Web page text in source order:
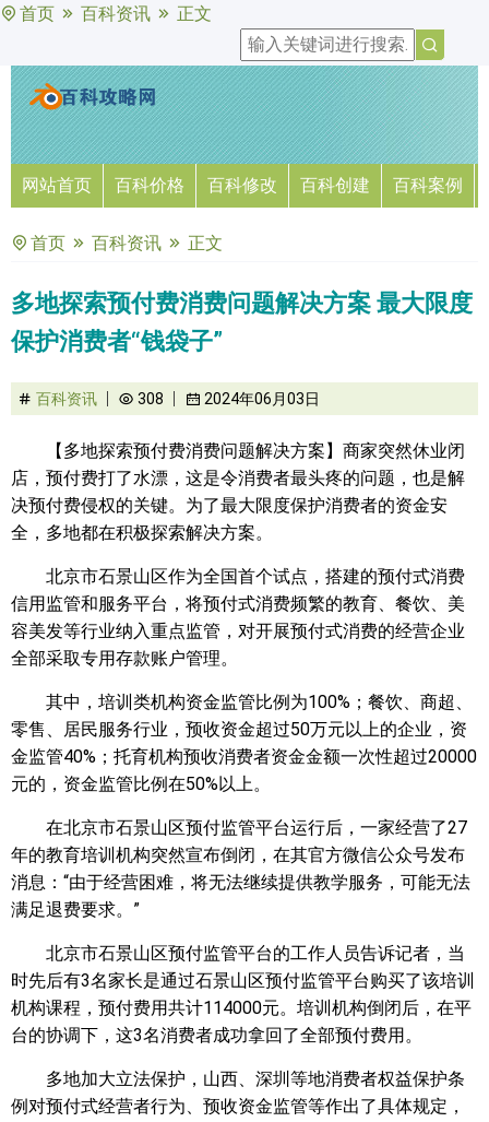
首页 百科资讯 正文
网站首页 百科价格 百科修改 百科创建 百科案例
首页 百科资讯 正文
多地探索预付费消费问题解决方案 最大限度
保护消费者“钱袋子”
百科资讯 308 2024年06月03日
【多地探索预付费消费问题解决方案】商家突然休业闭
店，预付费打了水漂，这是令消费者最头疼的问题，也是解
决预付费侵权的关键。为了最大限度保护消费者的资金安
全，多地都在积极探索解决方案。
北京市石景山区作为全国首个试点，搭建的预付式消费
信用监管和服务平台，将预付式消费频繁的教育、餐饮、美
容美发等行业纳入重点监管，对开展预付式消费的经营企业
全部采取专用存款账户管理。
其中，培训类机构资金监管比例为100%；餐饮、商超、
零售、居民服务行业，预收资金超过50万元以上的企业，资
金监管40%；托育机构预收消费者资金金额一次性超过20000
元的，资金监管比例在50%以上。
在北京市石景山区预付监管平台运行后，一家经营了27
年的教育培训机构突然宣布倒闭，在其官方微信公众号发布
消息：“由于经营困难，将无法继续提供教学服务，可能无法
满足退费要求。”
北京市石景山区预付监管平台的工作人员告诉记者，当
时先后有3名家长是通过石景山区预付监管平台购买了该培训
机构课程，预付费用共计114000元。培训机构倒闭后，在平
台的协调下，这3名消费者成功拿回了全部预付费用。
多地加大立法保护，山西、深圳等地消费者权益保护条
例对预付式经营者行为、预收资金监管等作出了具体规定，